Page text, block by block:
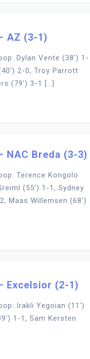
AZ (3-1)
Dylan Vente (38′) 1-
2-0, Troy Parrott
(79′) 3-1 […]
NAC Breda (3-3)
Terence Kongolo
(55′) 1-1, Sydney
Maas Willemsen (68′)
Excelsior (2-1)
Irakli Yegoian (11′)
1-1, Sam Kersten